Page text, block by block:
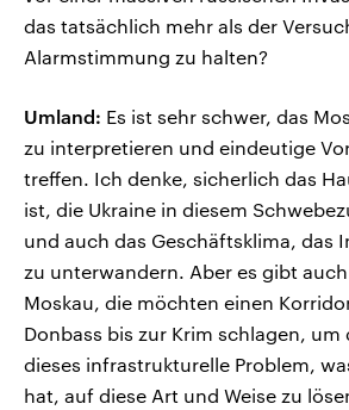
das tatsächlich mehr als der
Alarmstimmung zu halten?
Umland: Es ist sehr schwer, das
zu interpretieren und eindeutige
treffen. Ich denke, sicherlich das
ist, die Ukraine in diesem
und auch das Geschäftsklima, das
zu unterwandern. Aber es gibt auch
Moskau, die möchten einen
Donbass bis zur Krim schlagen, um
dieses infrastrukturelle Problem,
hat, auf diese Art und Weise zu